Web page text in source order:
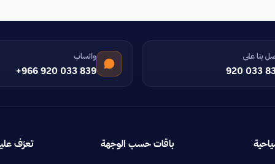
بنا على
920 033
واتساب
+966 920 033 839
باقات حسب الوجهة تعرّف